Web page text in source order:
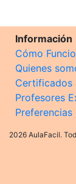
Información
Cómo
Quienes
Certificados
Profesores
2026 AulaFacil.